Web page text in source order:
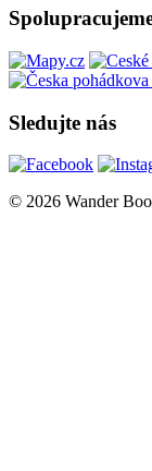
Sledujte nás
© 2026 Wander